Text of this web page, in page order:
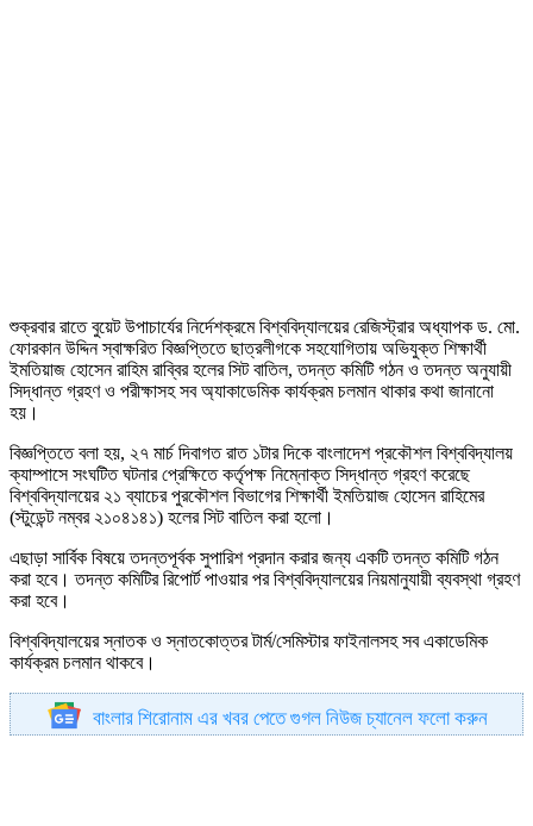
শুক্রবার রাতে বুয়েট উপাচার্যের নির্দেশক্রমে বিশ্ববিদ্যালয়ের রেজিস্ট্রার অধ্যাপক ড. মো.
ফোরকান উদ্দিন স্বাক্ষরিত বিজ্ঞপ্তিতে ছাত্রলীগকে সহযোগিতায় অভিযুক্ত শিক্ষার্থী
ইমতিয়াজ হোসেন রাহিম রাব্বির হলের সিট বাতিল, তদন্ত কমিটি গঠন ও তদন্ত অনুযায়ী
সিদ্ধান্ত গ্রহণ ও পরীক্ষাসহ সব অ্যাকাডেমিক কার্যক্রম চলমান থাকার কথা জানানো
হয়।
বিজ্ঞপ্তিতে বলা হয়, ২৭ মার্চ দিবাগত রাত ১টার দিকে বাংলাদেশ প্রকৌশল বিশ্ববিদ্যালয়
ক্যাম্পাসে সংঘটিত ঘটনার প্রেক্ষিতে কর্তৃপক্ষ নিম্নোক্ত সিদ্ধান্ত গ্রহণ করেছে
বিশ্ববিদ্যালয়ের ২১ ব্যাচের পুরকৌশল বিভাগের শিক্ষার্থী ইমতিয়াজ হোসেন রাহিমের
(স্টুডেন্ট নম্বর ২১০৪১৪১) হলের সিট বাতিল করা হলো।
এছাড়া সার্বিক বিষয়ে তদন্তপূর্বক সুপারিশ প্রদান করার জন্য একটি তদন্ত কমিটি গঠন
করা হবে। তদন্ত কমিটির রিপোর্ট পাওয়ার পর বিশ্ববিদ্যালয়ের নিয়মানুযায়ী ব্যবস্থা গ্রহণ
করা হবে।
বিশ্ববিদ্যালয়ের স্নাতক ও স্নাতকোত্তর টার্ম/সেমিস্টার ফাইনালসহ সব একাডেমিক
কার্যক্রম চলমান থাকবে।
বাংলার শিরোনাম এর খবর পেতে গুগল নিউজ চ্যানেল ফলো করুন